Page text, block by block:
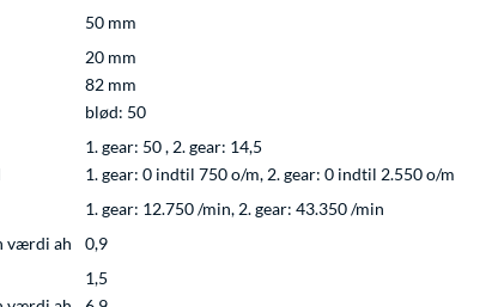
50 mm
20 mm
82 mm
blød: 50
1. gear: 50 , 2. gear: 14,5
1. gear: 0 indtil 750 o/m, 2. gear: 0 indtil 2.550 o/m
1. gear: 12.750 /min, 2. gear: 43.350 /min
værdi ah
0,9
1,5